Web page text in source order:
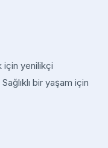
için yenilikçi
bir yaşam için